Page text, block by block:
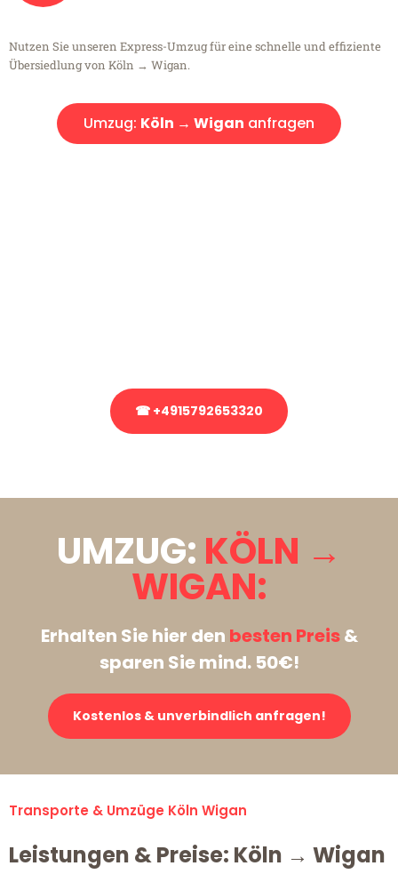
Nutzen Sie unseren Express-Umzug für eine schnelle und effiziente
Übersiedlung von Köln → Wigan.
Umzug: Köln → Wigan anfragen
☎ +4915792653320
UMZUG: KÖLN →
WIGAN:
Erhalten Sie hier den besten Preis&
sparen Sie mind. 50€!
Kostenlos & unverbindlich anfragen!
Transporte & Umzüge Köln Wigan
Leistungen & Preise: Köln → Wigan